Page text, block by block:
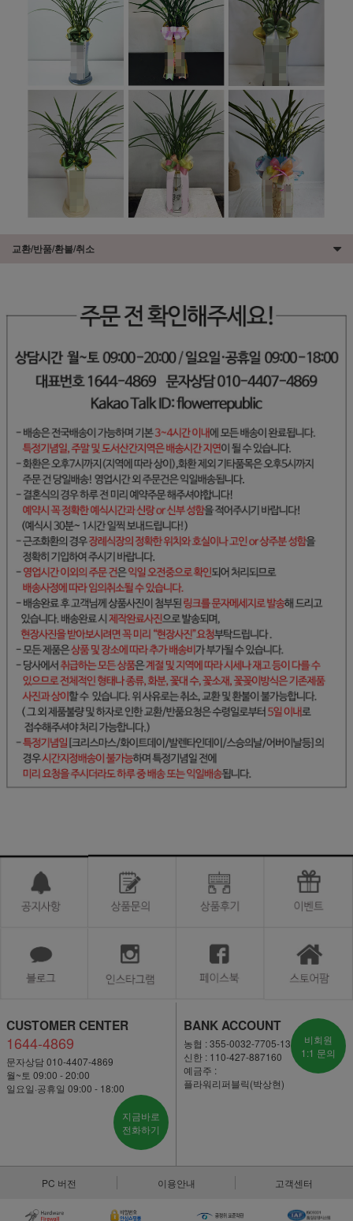
교환/반품/환불/취소
CUSTOMER CENTER
1644-4869
문자상담 010-4407-4869
월~토 09:00 - 20:00
일요일·공휴일 09:00 - 18:00
지금바로
전화하기
BANK ACCOUNT
농협 : 355-0032-7705-13
신한 : 110-427-887160
예금주 :
플라워리퍼블릭(박상현)
비회원
1:1 문의
PC 버전 이용안내 고객센터